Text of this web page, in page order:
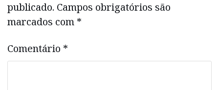
publicado. Campos obrigatórios são
marcados com *
Comentário *